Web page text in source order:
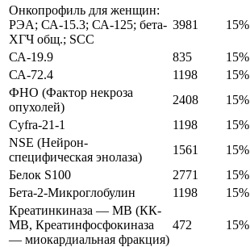
Онкопрофиль для женщин:
РЭА; СА-15.3; СА-125; бета-
ХГЧ общ.; SCC
3981 15%
СА-19.9 835 15%
СА-72.4
1198 15%
ФНО (Фактор некроза
опухолей)
2408 15%
Cyfra-21-1
1198 15%
NSE (Нейрон-
специфическая энолаза)
1561 15%
Белок S100
2771 15%
Бета-2-Микроглобулин
1198 15%
Креатинкиназа — МВ (КК-
МВ, Креатинфосфокиназа
— миокардиальная фракция)
472 15%